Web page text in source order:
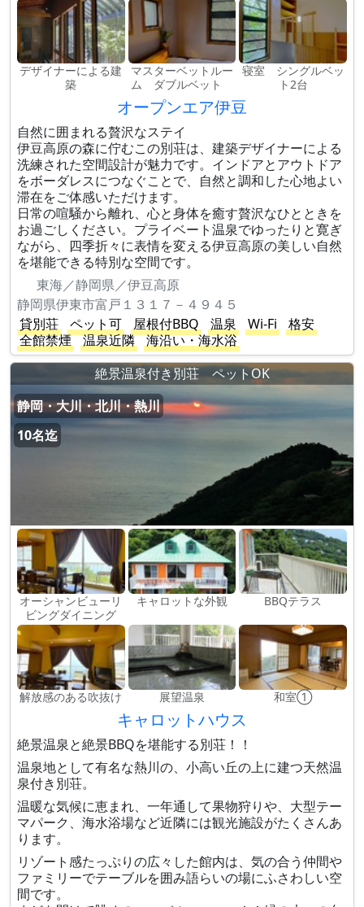
デザイナーによる建
築
マスターベットルー
ム ダブルベット
寝室 シングルベッ
ト2台
オープンエア伊豆
自然に囲まれる贅沢なステイ
伊豆高原の森に佇むこの別荘は、建築デザイナーによる
洗練された空間設計が魅力です。インドアとアウトドア
をボーダレスにつなぐことで、自然と調和した心地よい
滞在をご体感いただけます。
日常の喧騒から離れ、心と身体を癒す贅沢なひとときを
お過ごしください。プライベート温泉でゆったりと寛ぎ
ながら、四季折々に表情を変える伊豆高原の美しい自然
を堪能できる特別な空間です。
東海／静岡県／伊豆高原
静岡県伊東市富戸１３１７－４９４５
貸別荘
ペット可 屋根付BBQ 温泉 Wi-Fi
格安
全館禁煙
温泉近隣
海沿い・海水浴
絶景温泉付き別荘 ペットOK
静岡・大川・北川・熱川
10名迄
オーシャンビューリ
ビングダイニング
キャロットな外観 BBQテラス
解放感のある吹抜け 展望温泉 和室①
キャロットハウス
絶景温泉と絶景BBQを堪能する別荘！！
温泉地として有名な熱川の、小高い丘の上に建つ天然温
泉付き別荘。
温暖な気候に恵まれ、一年通して果物狩りや、大型テー
マパーク、海水浴場など近隣には観光施設がたくさんあ
ります。
リゾート感たっぷりの広々した館内は、気の合う仲間や
ファミリーでテーブルを囲み語らいの場にふさわしい空
間です。